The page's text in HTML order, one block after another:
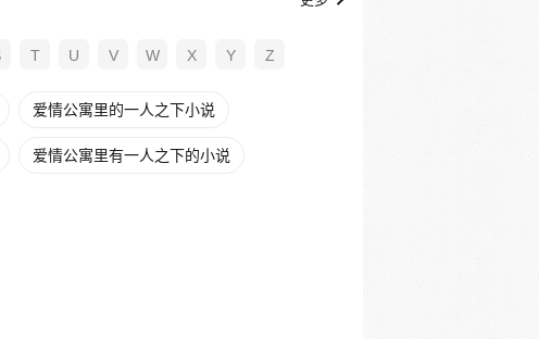
T U V W X Y Z
爱情公寓里的一人之下小说
爱情公寓里有一人之下的小说